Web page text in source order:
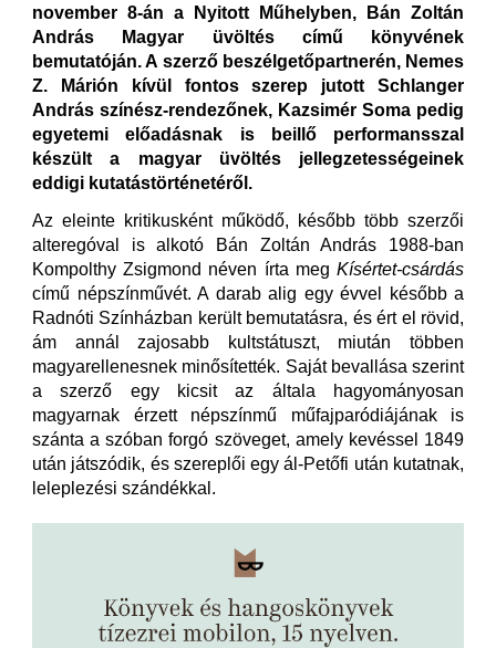
november 8-án a Nyitott Műhelyben, Bán Zoltán
András Magyar üvöltés című könyvének
bemutatóján. A szerző beszélgetőpartnerén, Nemes
Z. Márión kívül fontos szerep jutott Schlanger
András színész-rendezőnek, Kazsimér Soma pedig
egyetemi előadásnak is beillő performansszal
készült a magyar üvöltés jellegzetességeinek
eddigi kutatástörténetéről.
Az eleinte kritikusként működő, később több szerzői
alteregóval is alkotó Bán Zoltán András 1988-ban
Kompolthy Zsigmond néven írta meg Kísértet-csárdás
című népszínművét. A darab alig egy évvel később a
Radnóti Színházban került bemutatásra, és ért el rövid,
ám annál zajosabb kultstátuszt, miután többen
magyarellenesnek minősítették. Saját bevallása szerint
a szerző egy kicsit az általa hagyományosan
magyarnak érzett népszínmű műfajparódiájának is
szánta a szóban forgó szöveget, amely kevéssel 1849
után játszódik, és szereplői egy ál-Petőfi után kutatnak,
leleplezési szándékkal.